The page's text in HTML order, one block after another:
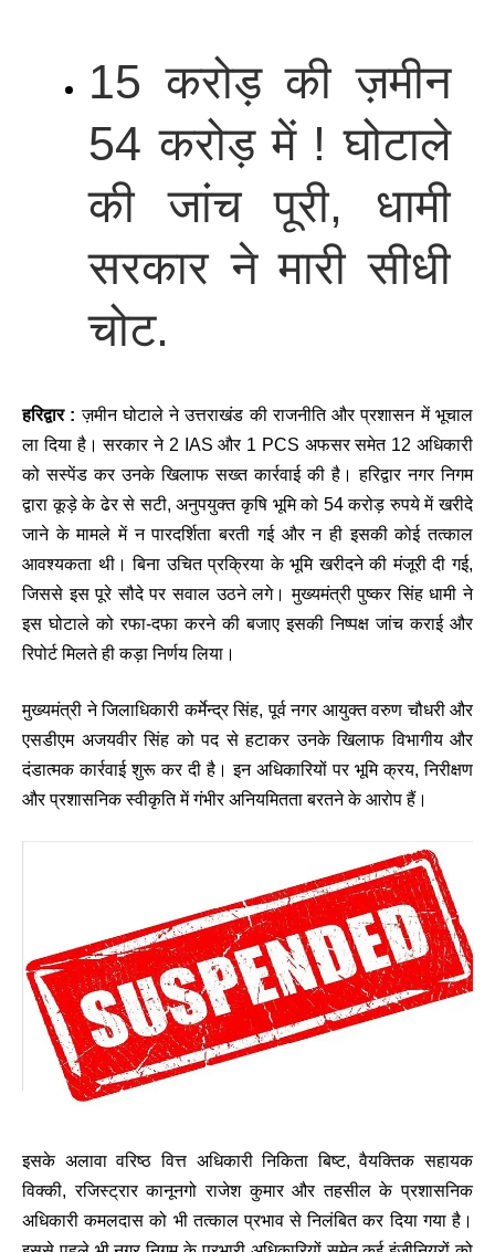
15 करोड़ की ज़मीन
54 करोड़ में ! घोटाले
की जांच पूरी, धामी
सरकार ने मारी सीधी
चोट.
हरिद्वार : ज़मीन घोटाले ने उत्तराखंड की राजनीति और प्रशासन में भूचाल
ला दिया है। सरकार ने 2 IAS और 1 PCS अफसर समेत 12 अधिकारी
को सस्पेंड कर उनके खिलाफ सख्त कार्रवाई की है। हरिद्वार नगर निगम
द्वारा कूड़े के ढेर से सटी, अनुपयुक्त कृषि भूमि को 54 करोड़ रुपये में खरीदे
जाने के मामले में न पारदर्शिता बरती गई और न ही इसकी कोई तत्काल
आवश्यकता थी। बिना उचित प्रक्रिया के भूमि खरीदने की मंजूरी दी गई,
जिससे इस पूरे सौदे पर सवाल उठने लगे। मुख्यमंत्री पुष्कर सिंह धामी ने
इस घोटाले को रफा-दफा करने की बजाए इसकी निष्पक्ष जांच कराई और
रिपोर्ट मिलते ही कड़ा निर्णय लिया।
मुख्यमंत्री ने जिलाधिकारी कर्मेन्द्र सिंह, पूर्व नगर आयुक्त वरुण चौधरी और
एसडीएम अजयवीर सिंह को पद से हटाकर उनके खिलाफ विभागीय और
दंडात्मक कार्रवाई शुरू कर दी है। इन अधिकारियों पर भूमि क्रय, निरीक्षण
और प्रशासनिक स्वीकृति में गंभीर अनियमितता बरतने के आरोप हैं।
इसके अलावा वरिष्ठ वित्त अधिकारी निकिता बिष्ट, वैयक्तिक सहायक
विक्की, रजिस्ट्रार कानूनगो राजेश कुमार और तहसील के प्रशासनिक
अधिकारी कमलदास को भी तत्काल प्रभाव से निलंबित कर दिया गया है।